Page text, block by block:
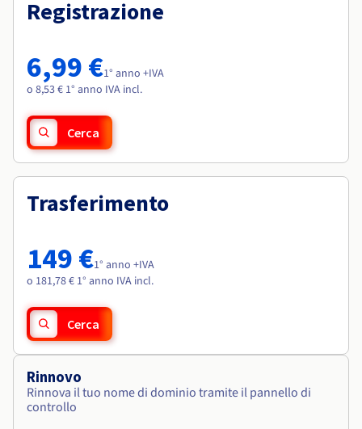
Tariffe
Roadmap & Changelog
Osservabilità
Roadmap & Changelog
Roadmap & Changelog
Roadmap & Changelog
Roadmap & Changelog
Registrazione
6,99 €1° anno +IVA
o 8,53 € 1° anno IVA incl.
Cerca
Trasferimento
149 €1° anno +IVA
o 181,78 € 1° anno IVA incl.
Cerca
Rinnovo
Rinnova il tuo nome di dominio tramite il pannello di
controllo